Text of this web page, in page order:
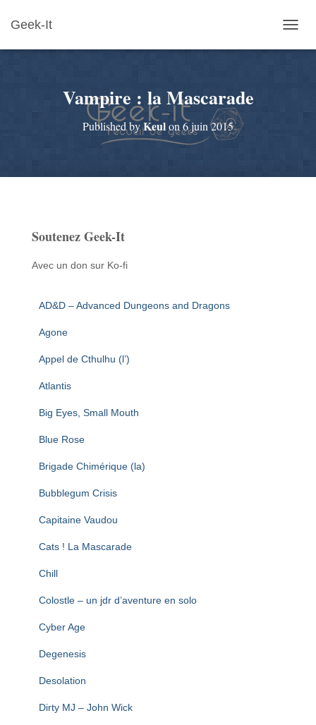
Geek-It
U
Vampire : la Mascarade
Published byKeulon 6 juin 2015
Soutenez Geek-It
Avec un don sur Ko-fi
AD&D – Advanced Dungeons and Dragons
Agone
Appel de Cthulhu (l’)
Atlantis
Big Eyes, Small Mouth
Blue Rose
Brigade Chimérique (la)
Bubblegum Crisis
Capitaine Vaudou
Cats ! La Mascarade
Chill
Colostle – un jdr d’aventure en solo
Cyber Age
Degenesis
Desolation
Dirty MJ – John Wick